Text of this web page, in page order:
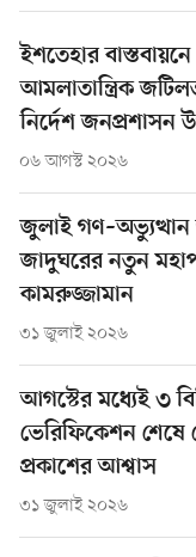
ইশতেহার বাস্তবায়নে
আমলাতান্ত্রিক
নির্দেশ জনপ্রশাসন
০৬ আগস্ট ২০২৬
জুলাই গণ–অভ্যুত্থান
জাদুঘরের নতুন
কামরুজ্জামান
৩১ জুলাই ২০২৬
আগস্টের মধ্যেই ৩
ভেরিফিকেশন শেষে
প্রকাশের আশ্বাস
৩১ জুলাই ২০২৬